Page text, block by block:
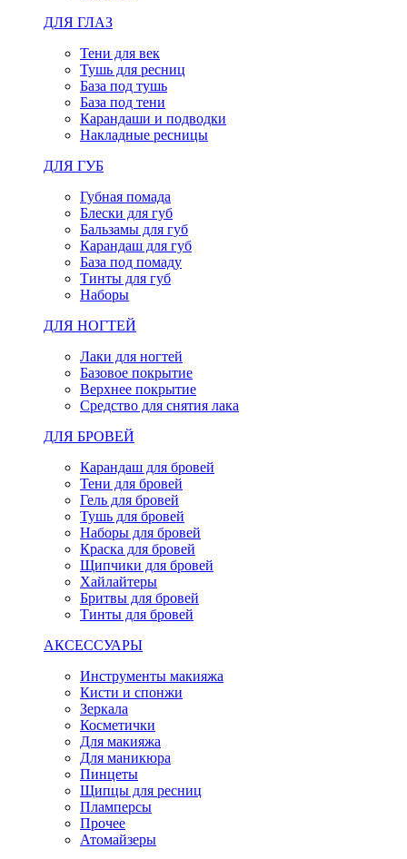
ДЛЯ ГЛАЗ
Тени для век
Тушь для ресниц
База под тушь
База под тени
Карандаши и подводки
Накладные ресницы
ДЛЯ ГУБ
Губная помада
Блески для губ
Бальзамы для губ
Карандаш для губ
База под помаду
Тинты для губ
Наборы
ДЛЯ НОГТЕЙ
Лаки для ногтей
Базовое покрытие
Верхнее покрытие
Средство для снятия лака
ДЛЯ БРОВЕЙ
Карандаш для бровей
Тени для бровей
Гель для бровей
Тушь для бровей
Наборы для бровей
Краска для бровей
Щипчики для бровей
Хайлайтеры
Бритвы для бровей
Тинты для бровей
АКСЕССУАРЫ
Инструменты макияжа
Кисти и спонжи
Зеркала
Косметички
Для макияжа
Для маникюра
Пинцеты
Щипцы для ресниц
Пламперсы
Прочее
Атомайзеры